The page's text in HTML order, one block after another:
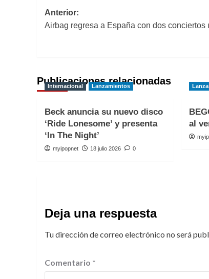
Navegación
de
Anterior:
Airbag regresa a España con dos conciertos
Publicaciones relacionadas
Internacional Lanzamientos
Beck anuncia su nuevo disco
‘Ride Lonesome’ y presenta
‘In The Night’
myipopnet 18 julio 2026 0
al
Deja una respuesta
Tu dirección de correo electrónico no será
Comentario *